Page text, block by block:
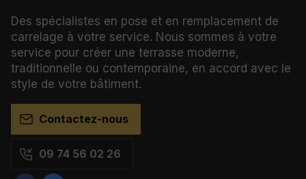
Des spécialistes en pose et en remplacement de
carrelage à votre service. Nous sommes à votre
service pour créer une terrasse moderne,
traditionnelle ou contemporaine, en accord avec le
style de votre bâtiment.
Contactez-nous
09 74 56 02 26